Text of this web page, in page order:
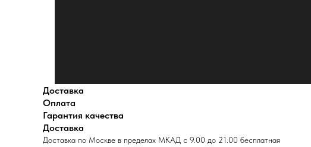
Доставка
Оплата
Гарантия качества
Доставка
Доставка по Москве в пределах МКАД с 9.00 до 21.00 бесплатная